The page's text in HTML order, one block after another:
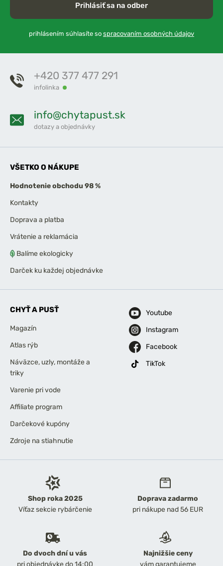
Prihlásiť sa na odber
prihlásením súhlasíte so spracovaním osobných údajov
Shop roka 2025
Víťaz sekcie rybárčenie
Doprava zadarmo
pri nákupe nad 56 EUR
Do dvoch dní u vás
pri objednávke do 14:00
Najnižšie ceny
vám garantujeme
+420 377 477 291
infolinka
info@chytapust.sk
dotazy a objednávky
VŠETKO O NÁKUPE
Hodnotenie obchodu 98 %
Kontakty
Doprava a platba
Vrátenie a reklamácia
Balíme ekologicky
Darček ku každej objednávke
CHYŤ A PUSŤ
Magazín
Atlas rýb
Náväzce, uzly, montáže a
triky
Varenie pri vode
Affiliate program
Darčekové kupóny
Zdroje na stiahnutie
Youtube
Instagram
Facebook
TikTok